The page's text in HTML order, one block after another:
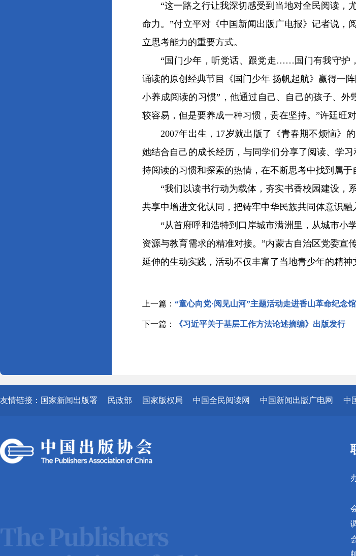
“这一路之行让我深切感受到当地对全民阅读，
命力。”付立平对《中国新闻出版广电报》记者说，
立思考能力的重要方式。
“国门少年，听党话、跟党走……国门有我守护，
诵读的原创经典节目《国门少年 扬帆起航》赢得一
小养成阅读的习惯”，他通过自己、自己的孩子、
较容易，但是要养成一种习惯，贵在坚持。”许廷旺
2007年出生，17岁就出版了《青春期不烦恼》的
她结合自己的成长经历，与同学们分享了阅读、学
持阅读的习惯和探索的热情，在不断思考中找到属于
“我们以读书行动为载体，夯实书香校园建设，
共享中增进文化认同，把铸牢中华民族共同体意识
“从首府呼和浩特到口岸城市满洲里，从城市小
资源与教育需求的精准对接。”内蒙古自治区党委宣
延伸的生动实践，活动不仅丰富了当地青少年的精
上一篇： “童心向党·阅见山河”主题活动走进香山革命纪念
下一篇： 《习近平关于基层工作方法论述摘编》出版发行
友情链接： 国家新闻出版署 民政部 国家版权局 中国全民阅读网 中国新闻出版广电网 中